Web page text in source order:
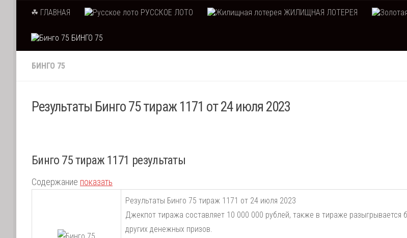
Skip to content
☘ ГЛАВНАЯ РУССКОЕ ЛОТО ЖИЛИЩНАЯ ЛОТЕРЕЯ
БИНГО 75
БИНГО 75
Результаты Бинго 75 тираж 1171 от 24 июля 2023
Бинго 75 тираж 1171 результаты
Содержание показать
Результаты Бинго 75 тираж 1171 от 24 июля 2023
Джекпот тиража составляет 10 000 000 рублей, также в тираже разыгрывается
других денежных призов.